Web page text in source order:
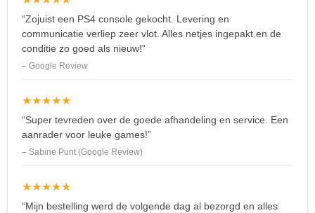
“Zojuist een PS4 console gekocht. Levering en
communicatie verliep zeer vlot. Alles netjes ingepakt en de
conditie zo goed als nieuw!”
– Google Review
★★★★★
“Super tevreden over de goede afhandeling en service. Een
aanrader voor leuke games!”
– Sabine Punt (Google Review)
★★★★★
“Mijn bestelling werd de volgende dag al bezorgd en alles